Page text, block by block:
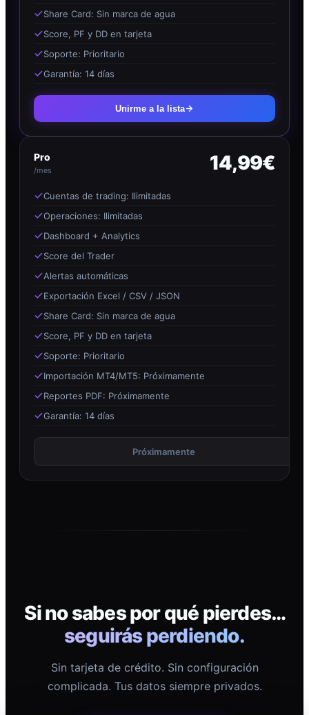
Share Card: Sin marca de agua
Score, PF y DD en tarjeta
Soporte: Prioritario
Garantía: 14 días
Unirme a la lista
Pro
/mes 14,99€
Cuentas de trading: Ilimitadas
Operaciones: Ilimitadas
Dashboard + Analytics
Score del Trader
Alertas automáticas
Exportación Excel / CSV / JSON
Share Card: Sin marca de agua
Score, PF y DD en tarjeta
Soporte: Prioritario
Importación MT4/MT5: Próximamente
Reportes PDF: Próximamente
Garantía: 14 días
Próximamente
Si no sabes por qué pierdes…
seguirás perdiendo.
Sin tarjeta de crédito. Sin configuración
complicada. Tus datos siempre privados.